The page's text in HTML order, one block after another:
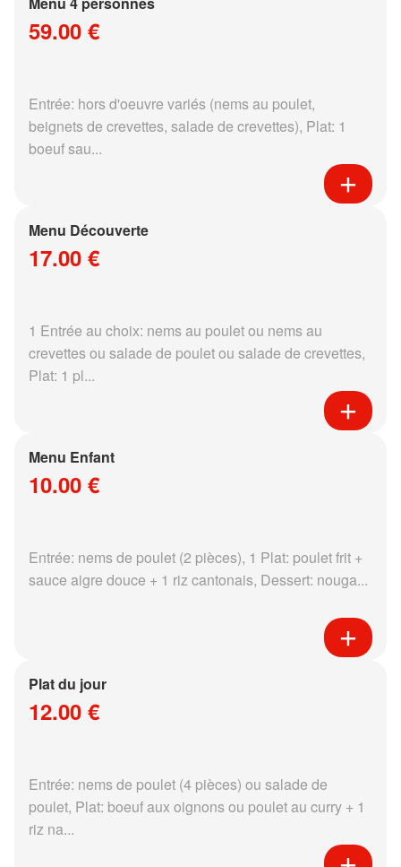
59.00 €
Entrée: hors d'oeuvre variés (nems au poulet,
beignets de crevettes, salade de crevettes), Plat: 1
boeuf sau...
Menu Découverte
17.00 €
1 Entrée au choix: nems au poulet ou nems au
crevettes ou salade de poulet ou salade de crevettes,
Plat: 1 pl...
Menu Enfant
10.00 €
Entrée: nems de poulet (2 pièces), 1 Plat: poulet frit +
sauce aigre douce + 1 riz cantonais, Dessert: nouga...
Plat du jour
12.00 €
Entrée: nems de poulet (4 pièces) ou salade de
poulet, Plat: boeuf aux oignons ou poulet au curry + 1
riz na...